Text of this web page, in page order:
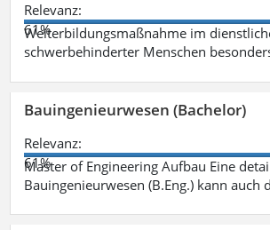
Relevanz:
61%
Weiterbildungsmaßnahme im
schwerbehinderter Menschen
Bauingenieurwesen (Bachelor)
Relevanz:
61%
Master of Engineering Aufbau Eine
Bauingenieurwesen (B.Eng.) kann